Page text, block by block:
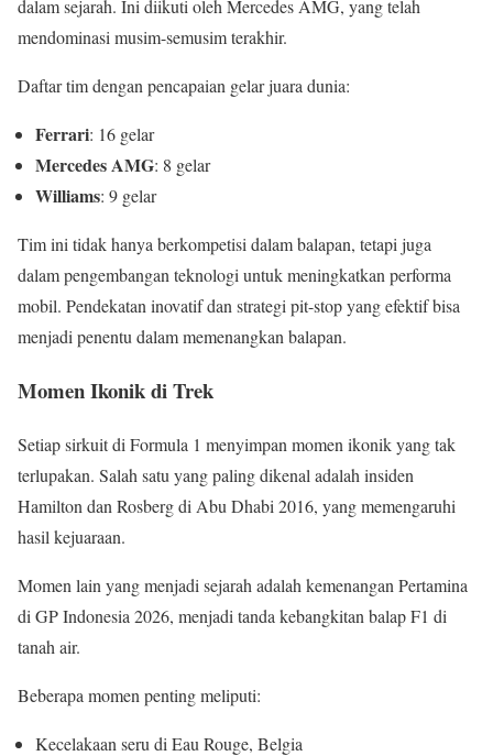
dalam sejarah. Ini diikuti oleh Mercedes AMG, yang telah
mendominasi musim-semusim terakhir.
Daftar tim dengan pencapaian gelar juara dunia:
Ferrari: 16 gelar
Mercedes AMG: 8 gelar
Williams: 9 gelar
Tim ini tidak hanya berkompetisi dalam balapan, tetapi juga
dalam pengembangan teknologi untuk meningkatkan performa
mobil. Pendekatan inovatif dan strategi pit-stop yang efektif bisa
menjadi penentu dalam memenangkan balapan.
Momen Ikonik di Trek
Setiap sirkuit di Formula 1 menyimpan momen ikonik yang tak
terlupakan. Salah satu yang paling dikenal adalah insiden
Hamilton dan Rosberg di Abu Dhabi 2016, yang memengaruhi
hasil kejuaraan.
Momen lain yang menjadi sejarah adalah kemenangan Pertamina
di GP Indonesia 2026, menjadi tanda kebangkitan balap F1 di
tanah air.
Beberapa momen penting meliputi:
Kecelakaan seru di Eau Rouge, Belgia